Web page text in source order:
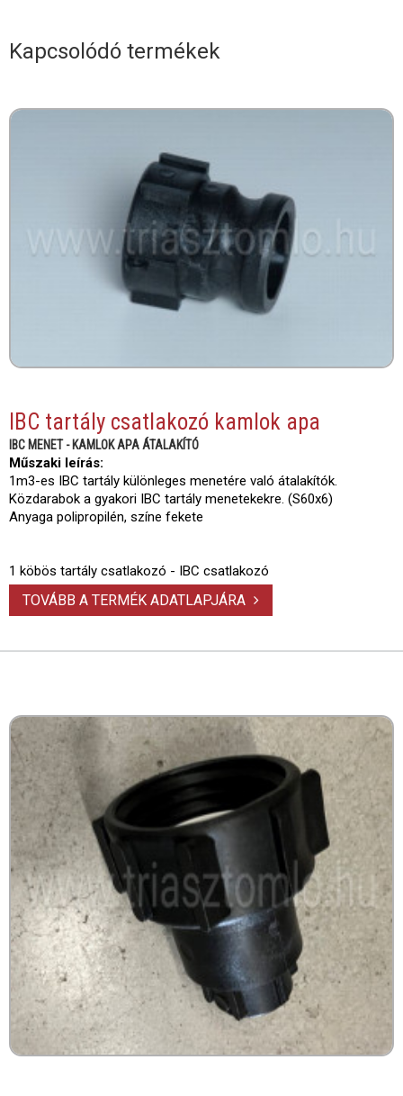
Kapcsolódó termékek
IBC tartály csatlakozó kamlok apa
IBC MENET - KAMLOK APA ÁTALAKÍTÓ
Műszaki leírás:
1m3-es IBC tartály különleges menetére való átalakítók.
Közdarabok a gyakori IBC tartály menetekekre. (S60x6)
Anyaga polipropilén, színe fekete
1 köbös tartály csatlakozó - IBC csatlakozó
TOVÁBB A TERMÉK ADATLAPJÁRA